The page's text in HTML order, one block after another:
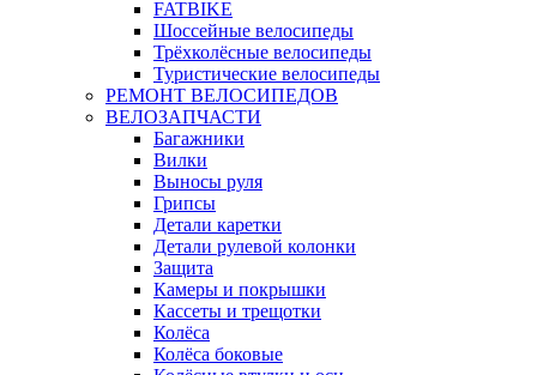
FATBIKE
Шоссейные велосипеды
Трёхколёсные велосипеды
Туристические велосипеды
РЕМОНТ ВЕЛОСИПЕДОВ
ВЕЛОЗАПЧАСТИ
Багажники
Вилки
Выносы руля
Грипсы
Детали каретки
Детали рулевой колонки
Защита
Камеры и покрышки
Кассеты и трещотки
Колёса
Колёса боковые